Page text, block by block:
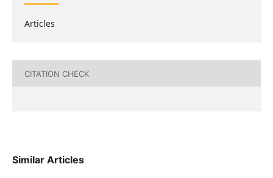
Articles
CITATION CHECK
Similar Articles